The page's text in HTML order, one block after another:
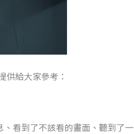
給大家參考：
看到了不該看的畫面、聽到了一